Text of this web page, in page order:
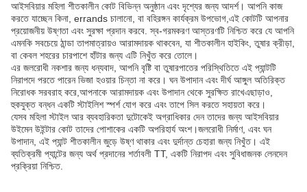
আইসবিয়ার মহিলা শীতকালীন কোট বিভিন্ন অনুষ্ঠান এবং দৃশ্যের জন্য আদর্শ। আপনি কাজ
করতে যাচ্ছেন কিনা, errands চালানো, বা বহিরঙ্গন কার্যক্রম উপভোগ,এই কোটটি আপনার
প্রয়োজনীয় উষ্ণতা এবং সুরক্ষা প্রদান করবে. স্ব-গরমকরণ আস্তরণটি নিশ্চিত করে যে আপনি
এমনকি সবচেয়ে ঠান্ডা তাপমাত্রায়ও আরামদায়ক থাকবেন, যা শীতকালীন হাইকিং, তুষার ক্রীড়া,
বা কেবল শহরের চারপাশে হাঁটার জন্য এটি নিখুঁত করে তোলে।
এর জলরোধী নকশার জন্য ধন্যবাদ, আপনি বৃষ্টি বা তুষারপাতের পরিস্থিতিতে এই প্যান্টটি
নিরাপদে পরতে পারেন ভিজা হওয়ার চিন্তা না করে। ঘন উপাদান এবং দীর্ঘ আঙ্গুল অতিরিক্ত
নিরোধক সরবরাহ করে,আপনাকে আরামদায়ক এবং উপাদান থেকে সুরক্ষিত রাখেএছাড়াও,
হুকযুক্ত বন্ধন একটি স্টাইলিশ স্পর্শ যোগ করে এবং তাপে সিল করতে সহায়তা করে।
যেসব মহিলা স্টাইল আর ব্যবহারিকতা দুটোকেই অগ্রাধিকার দেন তাদের জন্য আইসবিয়ার
উইমেন উইন্টার কোট তাদের পোশাকের একটি অপরিহার্য অংশ।জলরোধী নির্মাণ, এবং ঘন
উপাদান, এই প্যান্ট শীতকালীন জুড়ে উষ্ণ থাকার এবং দুর্দান্ত চেহারা জন্য নিখুঁত। এই
ব্যতিক্রমী প্যান্টের জন্য অর্থ প্রদানের শর্তাবলী TT, একটি নিরাপদ এবং সুবিধাজনক লেনদেন
প্রক্রিয়া নিশ্চিত.